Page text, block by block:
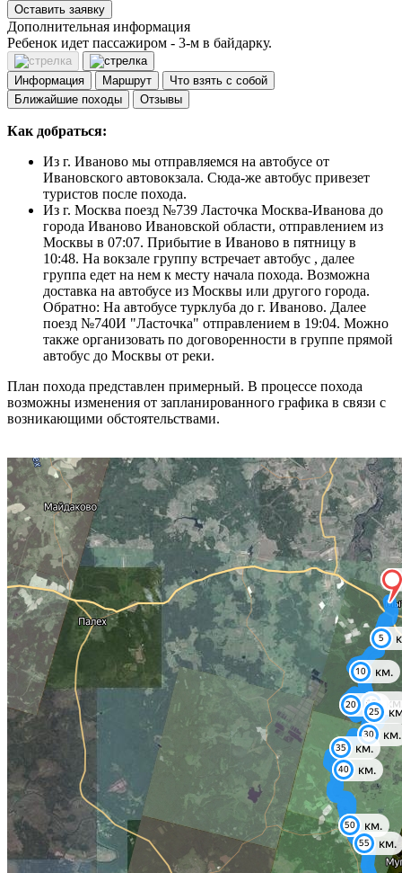
Оставить заявку
Дополнительная информация
Ребенок идет пассажиром - 3-м в байдарку.
Информация Маршрут
Что взять с собой
Ближайшие походы
Отзывы
Как добраться:
Из г. Иваново мы отправляемся на автобусе от
Ивановского автовокзала. Сюда-же автобус привезет
туристов после похода.
Из г. Москва поезд №739 Ласточка Москва-Иванова до
города Иваново Ивановской области, отправлением из
Москвы в 07:07. Прибытие в Иваново в пятницу в
10:48. На вокзале группу встречает автобус , далее
группа едет на нем к месту начала похода. Возможна
доставка на автобусе из Москвы или другого города.
Обратно: На автобусе турклуба до г. Иваново. Далее
поезд №740И "Ласточка" отправлением в 19:04. Можно
также организовать по договоренности в группе прямой
автобус до Москвы от реки.
План похода представлен примерный. В процессе похода
возможны изменения от запланированного графика в связи с
возникающими обстоятельствами.